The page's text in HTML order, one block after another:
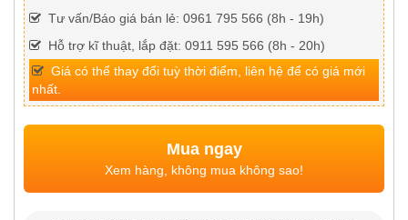
Tư vấn/Báo giá bán lẻ: 0961 795 566 (8h - 19h)
Hỗ trợ kĩ thuật, lắp đặt: 0911 595 566 (8h - 20h)
Giá có thể thay đổi tuỳ thời điểm, liên hệ để có giá mới
nhất.
Mua ngay
Xem hàng, không mua không sao!